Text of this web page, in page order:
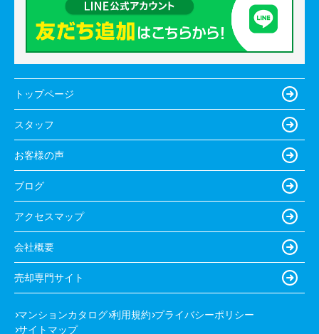
トップページ
スタッフ
お客様の声
ブログ
アクセスマップ
会社概要
売却専門サイト
マンションカタログ 利用規約 プライバシーポリシー
サイトマップ